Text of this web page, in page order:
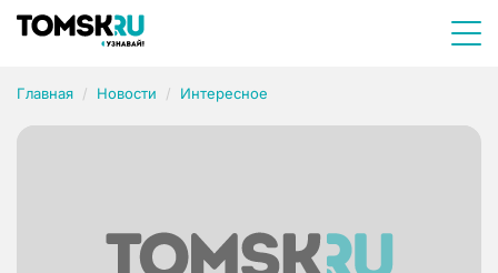
Главная Новости Интересное